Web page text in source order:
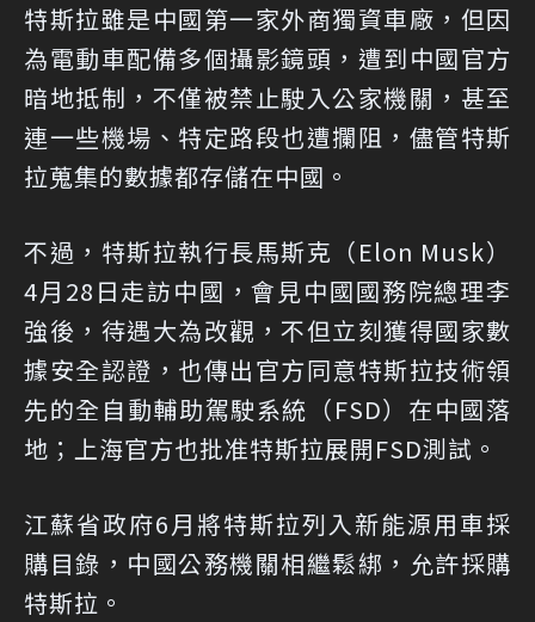
特斯拉雖是中國第一家外商獨資車廠，但因
為電動車配備多個攝影鏡頭，遭到中國官方
暗地抵制，不僅被禁止駛入公家機關，甚至
連一些機場、特定路段也遭攔阻，儘管特斯
拉蒐集的數據都存儲在中國。
不過，特斯拉執行長馬斯克（Elon Musk）
4月28日走訪中國，會見中國國務院總理李
強後，待遇大為改觀，不但立刻獲得國家數
據安全認證，也傳出官方同意特斯拉技術領
先的全自動輔助駕駛系統（FSD）在中國落
地；上海官方也批准特斯拉展開FSD測試。
江蘇省政府6月將特斯拉列入新能源用車採
購目錄，中國公務機關相繼鬆綁，允許採購
特斯拉。